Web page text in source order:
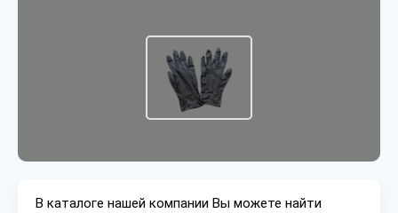
В каталоге нашей компании Вы можете найти